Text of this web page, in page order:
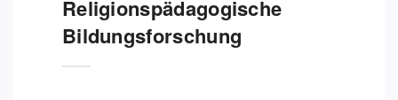
Religionspädagogische
Bildungsforschung